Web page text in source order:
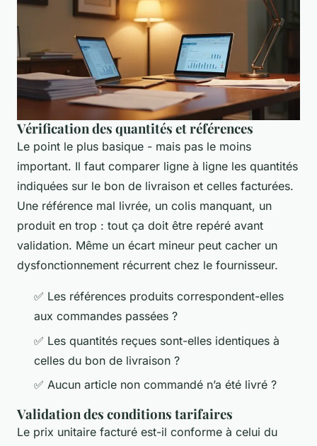
Vérification des quantités et références
Le point le plus basique - mais pas le moins
important. Il faut comparer ligne à ligne les quantités
indiquées sur le bon de livraison et celles facturées.
Une référence mal livrée, un colis manquant, un
produit en trop : tout ça doit être repéré avant
validation. Même un écart mineur peut cacher un
dysfonctionnement récurrent chez le fournisseur.
✅ Les références produits correspondent-elles
aux commandes passées ?
✅ Les quantités reçues sont-elles identiques à
celles du bon de livraison ?
✅ Aucun article non commandé n’a été livré ?
Validation des conditions tarifaires
Le prix unitaire facturé est-il conforme à celui du